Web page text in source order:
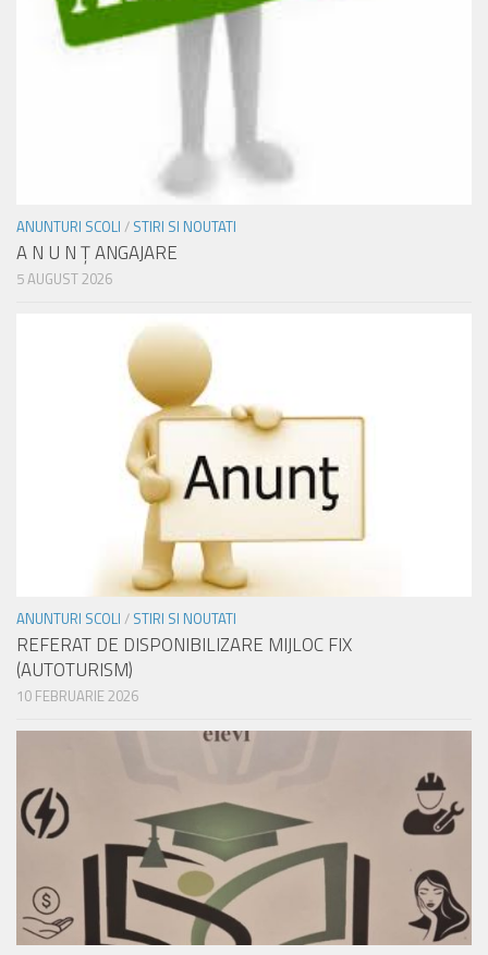
ANUNTURI SCOLI / STIRI SI NOUTATI
A N U N Ţ ANGAJARE
5 AUGUST 2026
ANUNTURI SCOLI / STIRI SI NOUTATI
REFERAT DE DISPONIBILIZARE MIJLOC FIX
(AUTOTURISM)
10 FEBRUARIE 2026